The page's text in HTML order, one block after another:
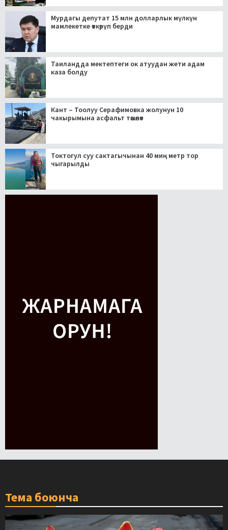
Мурдагы депутат 15 млн долларлык мүлкүн
мамлекетке өткөрүп берди
Таиландда мектептеги ок атуудан жети адам
каза болду
Кант – Тоолуу Серафимовка жолунун 10
чакырымына асфальт төшөлөт
Токтогул суу сактагычынан 40 миң метр тор
чыгарылды
Тема боюнча